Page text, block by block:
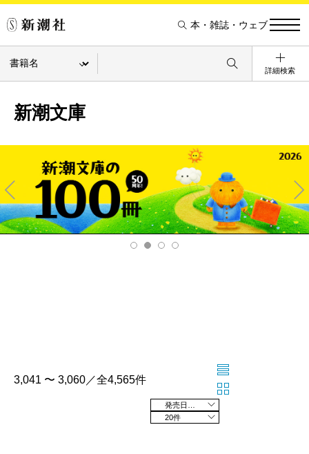
本・雑誌・ウェブ
詳細検索
新潮文庫
Pre
v
Ne
xt
3,041 〜 3,060／全4,565件
20件